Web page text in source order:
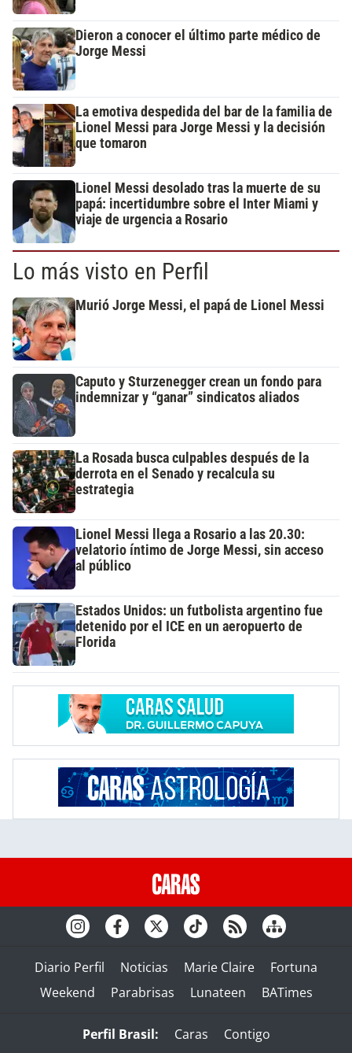
Dieron a conocer el último parte médico de
Jorge Messi
La emotiva despedida del bar de la familia de
Lionel Messi para Jorge Messi y la decisión
que tomaron
Lionel Messi desolado tras la muerte de su
papá: incertidumbre sobre el Inter Miami y
viaje de urgencia a Rosario
Lo más visto en Perfil
Murió Jorge Messi, el papá de Lionel Messi
Caputo y Sturzenegger crean un fondo para
indemnizar y “ganar” sindicatos aliados
La Rosada busca culpables después de la
derrota en el Senado y recalcula su
estrategia
Lionel Messi llega a Rosario a las 20.30:
velatorio íntimo de Jorge Messi, sin acceso
al público
Estados Unidos: un futbolista argentino fue
detenido por el ICE en un aeropuerto de
Florida
Diario Perfil Noticias Marie Claire
Fortuna
Weekend
Parabrisas Lunateen BATimes
Perfil Brasil: Caras
Contigo